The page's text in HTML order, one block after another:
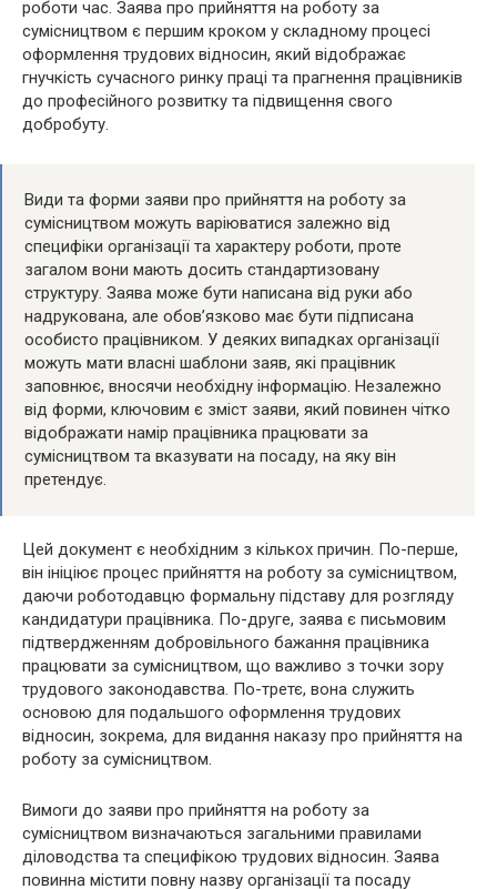
роботи час. Заява про прийняття на роботу за
сумісництвом є першим кроком у складному процесі
оформлення трудових відносин, який відображає
гнучкість сучасного ринку праці та прагнення працівників
до професійного розвитку та підвищення свого
добробуту.
Види та форми заяви про прийняття на роботу за
сумісництвом можуть варіюватися залежно від
специфіки організації та характеру роботи, проте
загалом вони мають досить стандартизовану
структуру. Заява може бути написана від руки або
надрукована, але обов’язково має бути підписана
особисто працівником. У деяких випадках організації
можуть мати власні шаблони заяв, які працівник
заповнює, вносячи необхідну інформацію. Незалежно
від форми, ключовим є зміст заяви, який повинен чітко
відображати намір працівника працювати за
сумісництвом та вказувати на посаду, на яку він
претендує.
Цей документ є необхідним з кількох причин. По-перше,
він ініціює процес прийняття на роботу за сумісництвом,
даючи роботодавцю формальну підставу для розгляду
кандидатури працівника. По-друге, заява є письмовим
підтвердженням добровільного бажання працівника
працювати за сумісництвом, що важливо з точки зору
трудового законодавства. По-третє, вона служить
основою для подальшого оформлення трудових
відносин, зокрема, для видання наказу про прийняття на
роботу за сумісництвом.
Вимоги до заяви про прийняття на роботу за
сумісництвом визначаються загальними правилами
діловодства та специфікою трудових відносин. Заява
повинна містити повну назву організації та посаду